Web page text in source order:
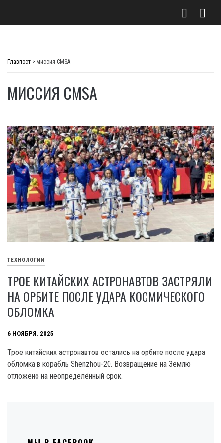
Главпост > миссия CMSA
МИССИЯ CMSA
ТЕХНОЛОГИИ
ТРОЕ КИТАЙСКИХ АСТРОНАВТОВ ЗАСТРЯЛИ
НА ОРБИТЕ ПОСЛЕ УДАРА КОСМИЧЕСКОГО
ОБЛОМКА
6 НОЯБРЯ, 2025
Трое китайских астронавтов остались на орбите после удара
обломка в корабль Shenzhou-20. Возвращение на Землю
отложено на неопределённый срок.